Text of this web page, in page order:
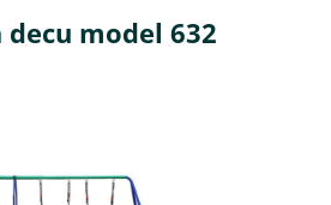
decu model 632